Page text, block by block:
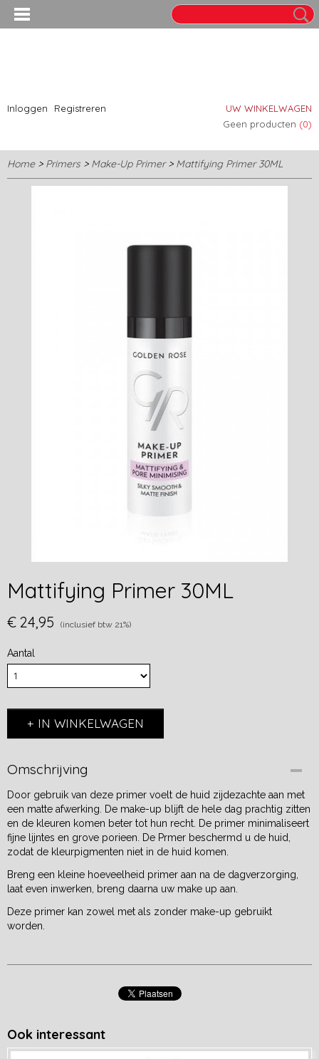
Inloggen Registreren
UW WINKELWAGEN
Geen producten (0)
Home> Primers > Make-Up Primer> Mattifying Primer 30ML
Mattifying Primer 30ML
€ 24,95 (inclusief btw 21%)
Aantal
IN WINKELWAGEN
Omschrijving
Door gebruik van deze primer voelt de huid zijdezachte aan met
een matte afwerking. De make-up blijft de hele dag prachtig zitten
en de kleuren komen beter tot hun recht. De primer minimaliseert
fijne lijntes en grove porieen. De Prmer beschermd u de huid,
zodat de kleurpigmenten niet in de huid komen.
Breng een kleine hoeveelheid primer aan na de dagverzorging,
laat even inwerken, breng daarna uw make up aan.
Deze primer kan zowel met als zonder make-up gebruikt
worden.
Ook interessant